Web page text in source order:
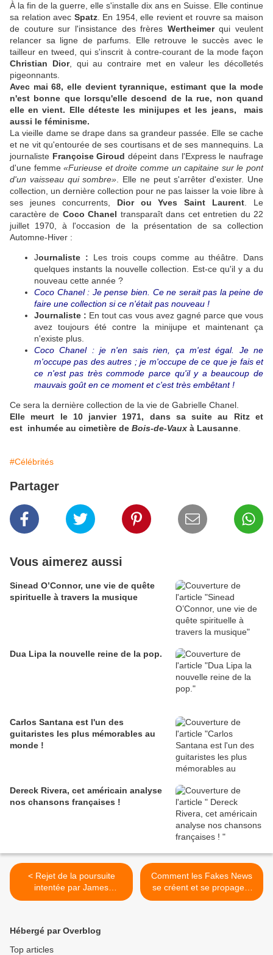
À la fin de la guerre, elle s'installe dix ans en Suisse. Elle continue
sa relation avec Spatz. En 1954, elle revient et rouvre sa maison
de couture sur l'insistance des frères Wertheimerqui veulent
relancer sa ligne de parfums. Elle retrouve le succès avec le
tailleur en tweed, qui s'inscrit à contre-courant de la mode façon
Christian Dior, qui au contraire met en valeur les décolletés
pigeonnants.
Avec mai 68, elle devient tyrannique, estimant que la mode
n'est bonne que lorsqu'elle descend de la rue, non quand
elle en vient. Elle déteste les minijupes et les jeans, mais
aussi le féminisme.
La vieille dame se drape dans sa grandeur passée. Elle se cache
et ne vit qu'entourée de ses courtisans et de ses mannequins. La
journaliste Françoise Giroud dépeint dans l'Express le naufrage
d'une femme«Furieuse et droite comme un capitaine sur le pont
d'un vaisseau qui sombre» . Elle ne peut s'arrêter d'exister. Une
collection, un dernière collection pour ne pas laisser la voie libre à
ses jeunes concurrents, Dior ou Yves Saint Laurent . Le
caractère de Coco Chanel transparaît dans cet entretien du 22
juillet 1970, à l'occasion de la présentation de sa collection
Automne-Hiver :
Journaliste : Les trois coups comme au théâtre. Dans
quelques instants la nouvelle collection. Est-ce qu'il y a du
nouveau cette année ?
Coco Chanel : Je pense bien. Ce ne serait pas la peine de
faire une collection si ce n'était pas nouveau !
Journaliste : En tout cas vous avez gagné parce que vous
avez toujours été contre la minijupe et maintenant ça
n'existe plus.
Coco Chanel : je n'en sais rien, ça m'est égal. Je ne
m'occupe pas des autres ; je m'occupe de ce que je fais et
ce n'est pas très commode parce qu'il y a beaucoup de
mauvais goût en ce moment et c'est très embêtant !
Ce sera la dernière collection de la vie de Gabrielle Chanel.
Elle meurt le 10 janvier 1971, dans sa suite au Ritz et
est inhumée au cimetière de Bois-de-Vaux à Lausanne
#Célébrités
Partager
Vous aimerez aussi
Sinead O’Connor, une vie de quête
spirituelle à travers la musique
Dua Lipa la nouvelle reine de la pop.
Carlos Santana est l'un des
guitaristes les plus mémorables au
monde !
Dereck Rivera, cet américain analyse
nos chansons françaises !
< Rejet de la poursuite
intentée par James
Safechuck contre les
Comment les Fakes News
se créent et se propagent
... >
Hébergé par Overblog
Top articles